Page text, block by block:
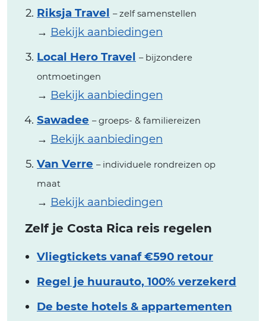
Riksja Travel – zelf samenstellen
→ Bekijk aanbiedingen
Local Hero Travel – bijzondere
ontmoetingen
→ Bekijk aanbiedingen
Sawadee – groeps- & familiereizen
→ Bekijk aanbiedingen
Van Verre – individuele rondreizen op
maat
→ Bekijk aanbiedingen
Zelf je Costa Rica reis regelen
Vliegtickets vanaf €590 retour
Regel je huurauto, 100% verzekerd
De beste hotels & appartementen